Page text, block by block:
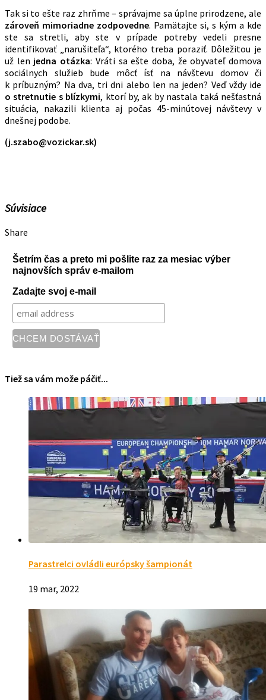
Tak si to ešte raz zhrňme – správajme sa úplne prirodzene, ale
zároveň mimoriadne zodpovedne. Pamätajte si, s kým a kde
ste sa stretli, aby ste v prípade potreby vedeli presne
identifikovať „narušiteľa“, ktorého treba poraziť. Dôležitou je
už len jedna otázka: Vráti sa ešte doba, že obyvateľ domova
sociálnych služieb bude môcť ísť na návštevu domov či
k príbuzným? Na dva, tri dni alebo len na jeden? Veď vždy ide
o stretnutie s blízkymi, ktorí by, ak by nastala taká nešťastná
situácia, nakazili klienta aj počas 45-minútovej návštevy v
dnešnej podobe.
(j.szabo@vozickar.sk)
Súvisiace
Share
Šetrím čas a preto mi pošlite raz za mesiac výber
najnovších správ e-mailom
Zadajte svoj e-mail
Tiež sa vám može páčiť...
Parastrelci ovládli európsky šampionát
19 mar, 2022